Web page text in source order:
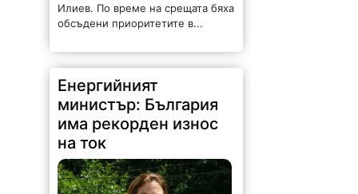
Илиев. По време на срещата бяха
обсъдени приоритетите в...
Енергийният
министър: България
има рекорден износ
на ток